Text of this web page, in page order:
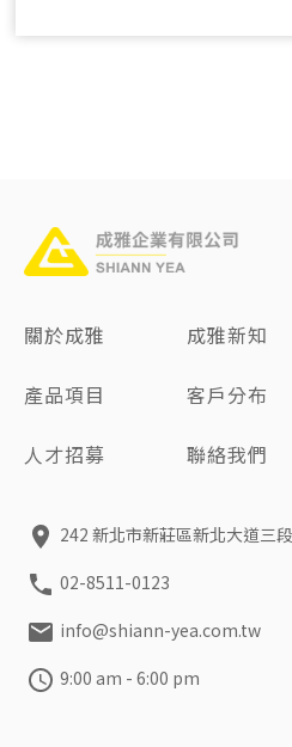
關於成雅 成雅新知
產品項目 客戶分布
人才招募 聯絡我們
242 新北市新莊區新北大道三
02-8511-0123
info@shiann-yea.com.tw
9:00 am - 6:00 pm